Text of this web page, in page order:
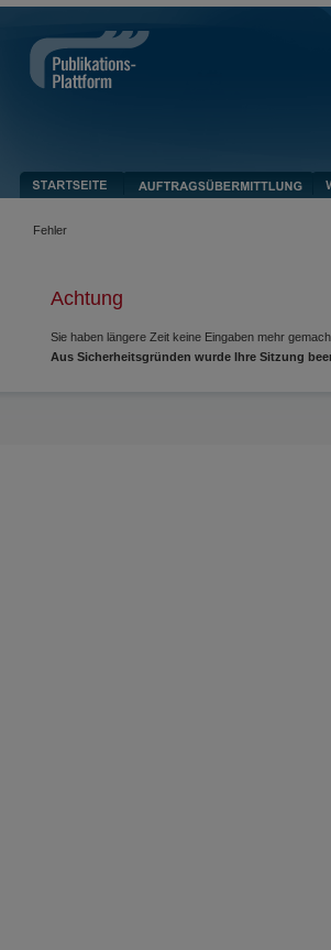
Fehler
Achtung
Sie haben längere Zeit keine Eingaben mehr
Aus Sicherheitsgründen wurde Ihre Sitzung